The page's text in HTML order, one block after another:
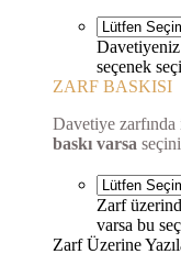
Davetiyeniz
seçenek
ZARF BASKISI
Davetiye
baskı varsa
Zarf
varsa bu
Zarf Üzerine